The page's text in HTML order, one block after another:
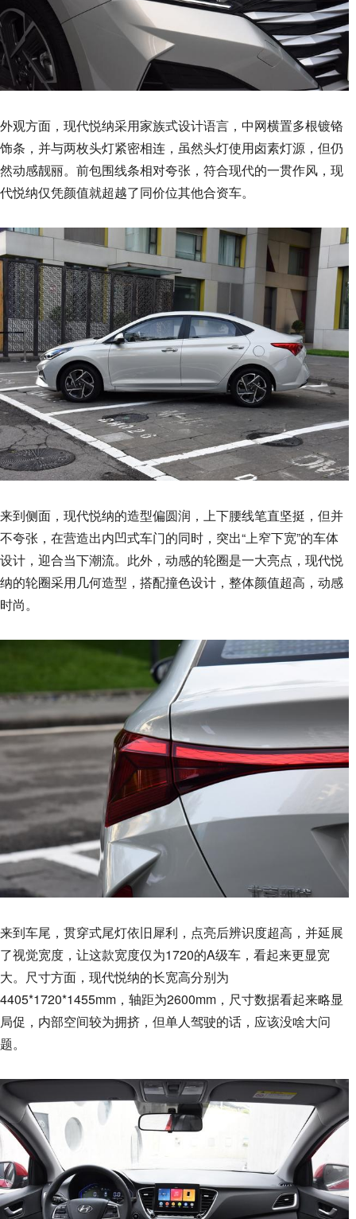
外观方面，现代悦纳采用家族式设计语言，中网横置多根镀铬
饰条，并与两枚头灯紧密相连，虽然头灯使用卤素灯源，但仍
然动感靓丽。前包围线条相对夸张，符合现代的一贯作风，现
代悦纳仅凭颜值就超越了同价位其他合资车。
来到侧面，现代悦纳的造型偏圆润，上下腰线笔直坚挺，但并
不夸张，在营造出内凹式车门的同时，突出“上窄下宽”的车体
设计，迎合当下潮流。此外，动感的轮圈是一大亮点，现代悦
纳的轮圈采用几何造型，搭配撞色设计，整体颜值超高，动感
时尚。
来到车尾，贯穿式尾灯依旧犀利，点亮后辨识度超高，并延展
了视觉宽度，让这款宽度仅为1720的A级车，看起来更显宽
大。尺寸方面，现代悦纳的长宽高分别为
4405*1720*1455mm，轴距为2600mm，尺寸数据看起来略显
局促，内部空间较为拥挤，但单人驾驶的话，应该没啥大问
题。